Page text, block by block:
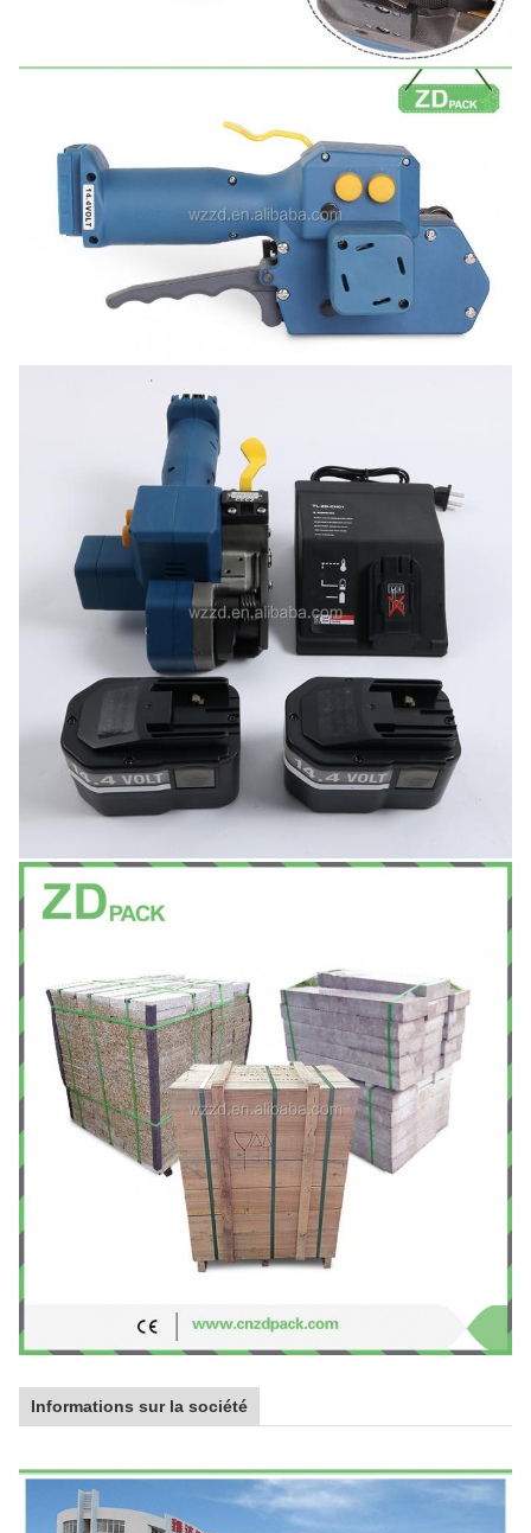
Informations sur la société